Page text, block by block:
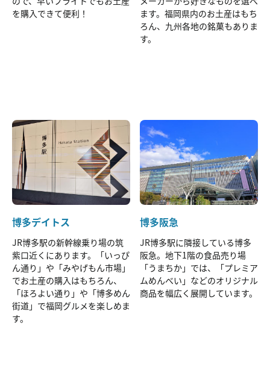
を購入できて便利！
ます。福岡県内のお土産はもち
ろん、九州各地の銘菓もありま
す。
博多デイトス
JR博多駅の新幹線乗り場の筑
紫口近くにあります。「いっぴ
ん通り」や「みやげもん市場」
でお土産の購入はもちろん、
「ほろよい通り」や「博多めん
街道」で福岡グルメを楽しめま
す。
博多阪急
JR博多駅に隣接している博多
阪急。地下1階の食品売り場
「うまちか」では、「プレミア
ムめんべい」などのオリジナル
商品を幅広く展開しています。